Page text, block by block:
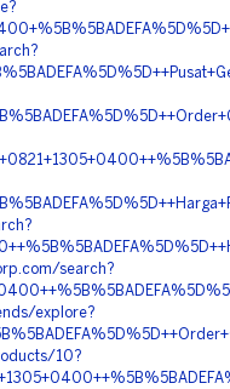
search?
explore?
10?